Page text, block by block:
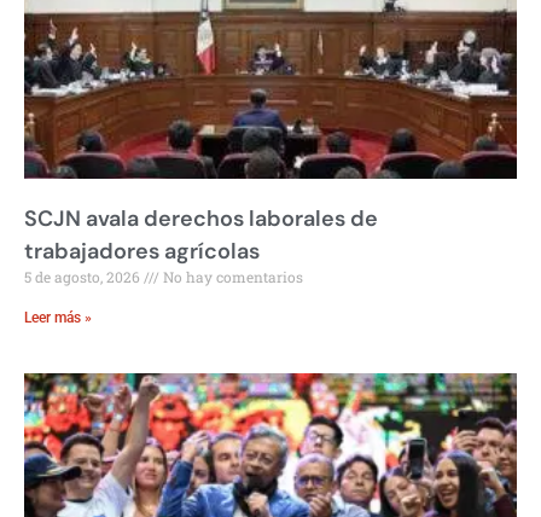
SCJN avala derechos laborales de
trabajadores agrícolas
5 de agosto, 2026 No hay comentarios
Leer más »